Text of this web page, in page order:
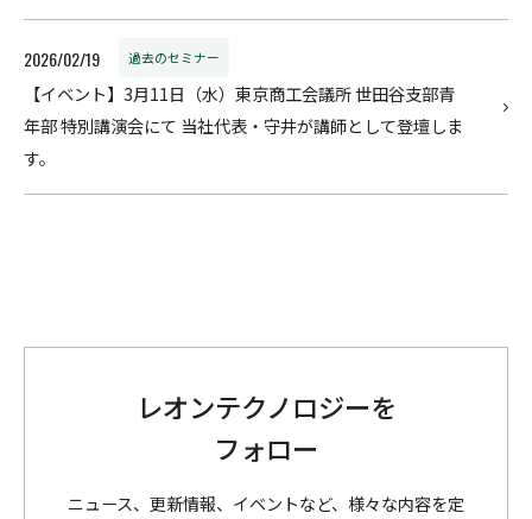
2026/02/19 過去のセミナー
【イベント】3月11日（水）東京商工会議所 世田谷支部青
年部 特別講演会にて 当社代表・守井が講師として登壇しま
す。
レオンテクノロジーを
フォロー
ニュース、更新情報、イベントなど、様々な内容を定